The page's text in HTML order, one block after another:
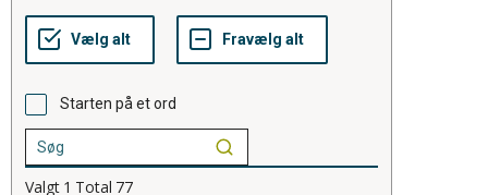
Starten på et ord
Valgt 1 Total 77